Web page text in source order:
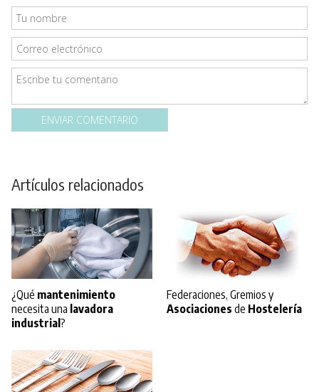
Artículos relacionados
¿Qué mantenimiento
necesita una lavadora
industrial ?
Federaciones, Gremios y
Asociaciones de Hostelería